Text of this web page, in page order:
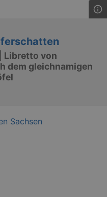
Libretto von
dem gleichnamigen